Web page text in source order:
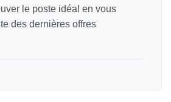
le poste idéal en vous
des dernières offres